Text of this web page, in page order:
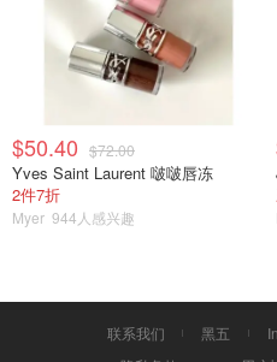
$50.40 $72.00
Yves Saint Laurent 啵啵唇冻
2件7折
Myer 944人感兴趣
联系我们 黑五